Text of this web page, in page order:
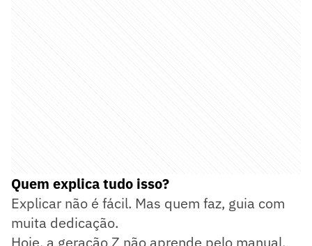
Quem explica tudo isso?
Explicar não é fácil. Mas quem faz, guia com
muita dedicação.
Hoje, a geração Z não aprende pelo manual.